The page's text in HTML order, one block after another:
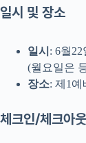
일시 및 장소
일시 : 6월22
(월요일은
장소: 제1
체크인/체크아웃